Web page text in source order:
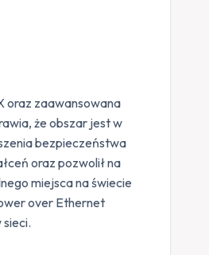
oraz zaawansowana
że obszar jest w
bezpieczeństwa
oraz pozwolił na
miejsca na świecie
over Ethernet